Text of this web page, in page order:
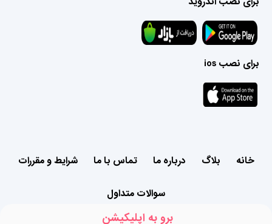
برای نصب ios
خانه بلاگ درباره ما تماس با ما شرایط و مقررات
سوالات متداول
برو به اپلیکیشن